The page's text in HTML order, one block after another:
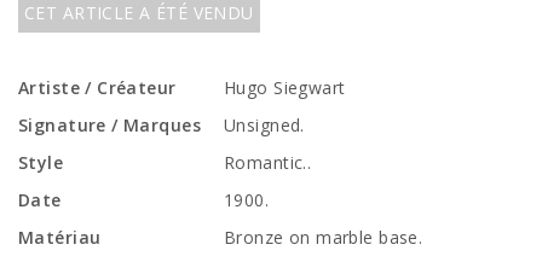
CET ARTICLE A ÉTÉ VENDU
Artiste / Créateur
Hugo Siegwart
Signature / Marques
Unsigned.
Style
Romantic..
Date
1900.
Matériau
Bronze on marble base.